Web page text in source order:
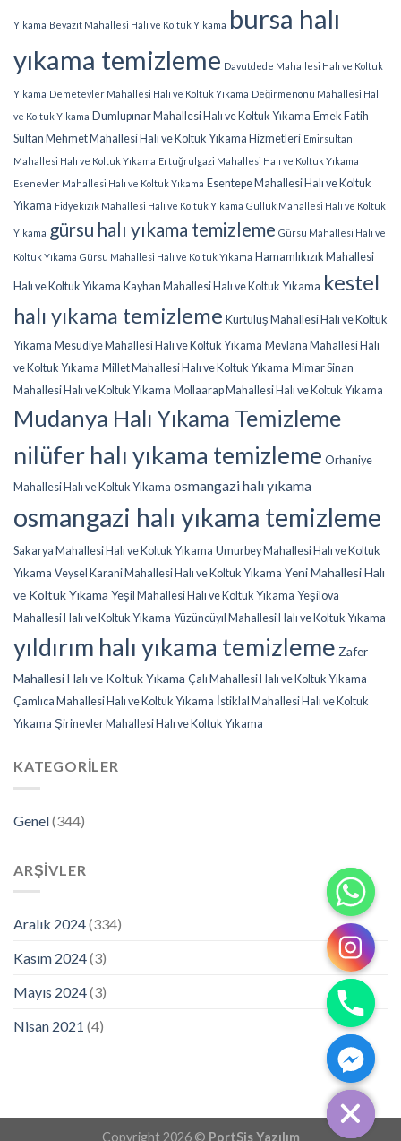
Yıkama Beyazıt Mahallesi Halı ve Koltuk Yıkama bursa halı
yıkama temizleme Davutdede Mahallesi Halı ve Koltuk
Yıkama Demetevler Mahallesi Halı ve Koltuk Yıkama Değirmenönü Mahallesi Halı
ve Koltuk Yıkama Dumlupınar Mahallesi Halı ve Koltuk Yıkama Emek Fatih
Sultan Mehmet Mahallesi Halı ve Koltuk Yıkama Hizmetleri Emirsultan
Mahallesi Halı ve Koltuk Yıkama Ertuğrulgazi Mahallesi Halı ve Koltuk Yıkama
Esenevler Mahallesi Halı ve Koltuk Yıkama Esentepe Mahallesi Halı ve Koltuk
Yıkama Fidyekızık Mahallesi Halı ve Koltuk Yıkama Güllük Mahallesi Halı ve Koltuk
Yıkama gürsu halı yıkama temizleme Gürsu Mahallesi Halı ve
Koltuk Yıkama Gürsu Mahallesi Halı ve Koltuk Yıkama Hamamlıkızık Mahallesi
Halı ve Koltuk Yıkama Kayhan Mahallesi Halı ve Koltuk Yıkama kestel
halı yıkama temizleme Kurtuluş Mahallesi Halı ve Koltuk
Yıkama Mesudiye Mahallesi Halı ve Koltuk Yıkama Mevlana Mahallesi Halı
ve Koltuk Yıkama Millet Mahallesi Halı ve Koltuk Yıkama Mimar Sinan
Mahallesi Halı ve Koltuk Yıkama Mollaarap Mahallesi Halı ve Koltuk Yıkama
Mudanya Halı Yıkama Temizleme
nilüfer halı yıkama temizleme Orhaniye
Mahallesi Halı ve Koltuk Yıkama osmangazi halı yıkama
osmangazi halı yıkama temizleme
Sakarya Mahallesi Halı ve Koltuk Yıkama Umurbey Mahallesi Halı ve Koltuk
Yıkama Veysel Karani Mahallesi Halı ve Koltuk Yıkama Yeni Mahallesi Halı
ve Koltuk Yıkama Yeşil Mahallesi Halı ve Koltuk Yıkama Yeşilova
Mahallesi Halı ve Koltuk Yıkama Yüzüncüyıl Mahallesi Halı ve Koltuk Yıkama
yıldırım halı yıkama temizleme Zafer
Mahallesi Halı ve Koltuk Yıkama Çalı Mahallesi Halı ve Koltuk Yıkama
Çamlıca Mahallesi Halı ve Koltuk Yıkama İstiklal Mahallesi Halı ve Koltuk
Yıkama Şirinevler Mahallesi Halı ve Koltuk Yıkama
KATEGORILER
Genel(344)
ARŞIVLER
Aralık 2024(334)
Kasım 2024(3)
Mayıs 2024(3)
Nisan 2021 (4)
Copyright 2026 © PortSis Yazılım
HIDE
CHATY